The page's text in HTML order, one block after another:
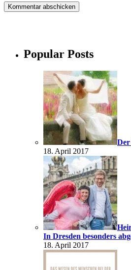
Popular Posts
18. April 2017
In Dresden besonders
18. April 2017